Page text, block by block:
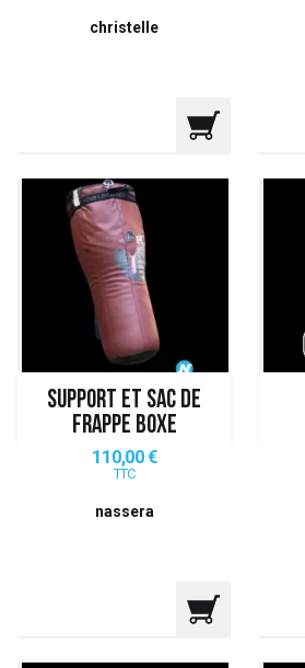
christelle
SUPPORT ET SAC DE
FRAPPE BOXE
Prix
110,00 €
TTC
nassera